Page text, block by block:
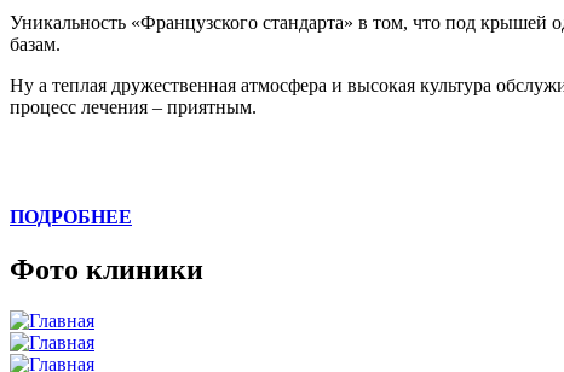
Уникальность «Французского стандарта» в том, что под
базам.
Ну а теплая дружественная атмосфера и высокая культура
процесс лечения – приятным.
ПОДРОБНЕЕ
Фото клиники